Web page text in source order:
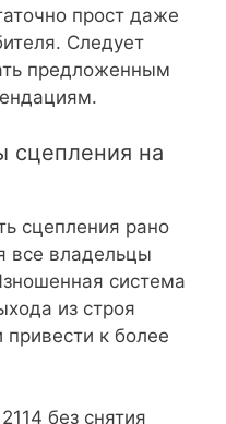
прост даже
Следует
предложенным
сцепления на
сцепления рано
все владельцы
система
из строя
привести к более